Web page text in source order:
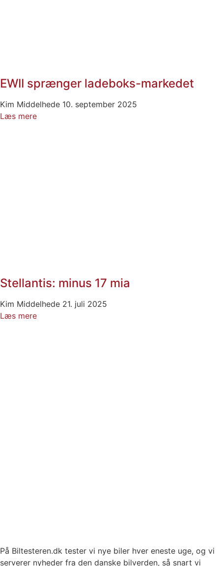
EWII sprænger ladeboks-markedet
Kim Middelhede 10. september 2025
Læs mere
Stellantis: minus 17 mia
Kim Middelhede 21. juli 2025
Læs mere
På Biltesteren.dk tester vi nye biler hver eneste uge, og vi
serverer nyheder fra den danske bilverden, så snart vi